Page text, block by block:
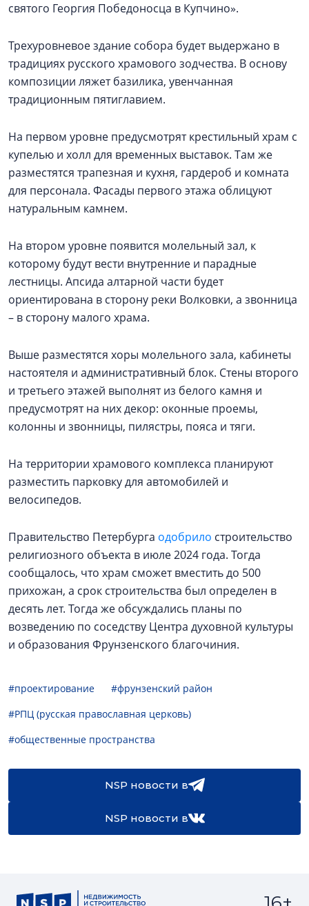
святого Георгия Победоносца в Купчино».
Трехуровневое здание собора будет выдержано в
традициях русского храмового зодчества. В основу
композиции ляжет базилика, увенчанная
традиционным пятиглавием.
На первом уровне предусмотрят крестильный храм с
купелью и холл для временных выставок. Там же
разместятся трапезная и кухня, гардероб и комната
для персонала. Фасады первого этажа облицуют
натуральным камнем.
На втором уровне появится молельный зал, к
которому будут вести внутренние и парадные
лестницы. Апсида алтарной части будет
ориентирована в сторону реки Волковки, а звонница
– в сторону малого храма.
Выше разместятся хоры молельного зала, кабинеты
настоятеля и административный блок. Стены второго
и третьего этажей выполнят из белого камня и
предусмотрят на них декор: оконные проемы,
колонны и звонницы, пилястры, пояса и тяги.
На территории храмового комплекса планируют
разместить парковку для автомобилей и
велосипедов.
Правительство Петербурга одобрило строительство
религиозного объекта в июле 2024 года. Тогда
сообщалось, что храм сможет вместить до 500
прихожан, а срок строительства был определен в
десять лет. Тогда же обсуждались планы по
возведению по соседству Центра духовной культуры
и образования Фрунзенского благочиния.
#проектирование
#фрунзенский район
#РПЦ (русская православная церковь)
#общественные пространства
NSP новости в
NSP новости в